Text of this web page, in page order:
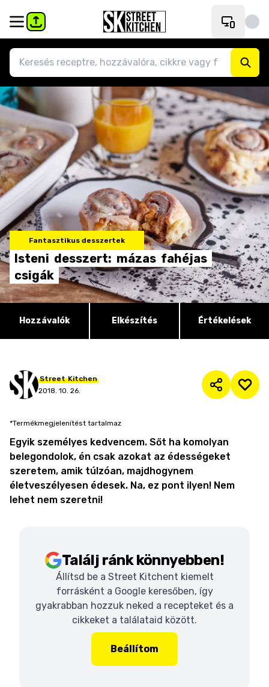
Fantasztikus desszertek
Isteni desszert: mázas fahéjas
csigák
Hozzávalók Elkészítés Értékelések
Street Kitchen
2018. 10. 26.
*Termékmegjelenítést tartalmaz
Egyik személyes kedvencem. Sőt ha komolyan
belegondolok, én csak azokat az édességeket
szeretem, amik túlzóan, majdhogynem
életveszélyesen édesek. Na, ez pont ilyen! Nem
lehet nem szeretni!
Találj ránk könnyebben!
Állítsd be a Street Kitchent kiemelt
forrásként a Google keresőben, így
gyakrabban hozzuk neked a recepteket és a
cikkeket a találataid között.
Beállítom